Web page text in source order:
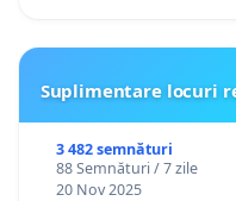
Suplimentare locuri
3 482 semnături
88 Semnături / 7 zile
20 Nov 2025